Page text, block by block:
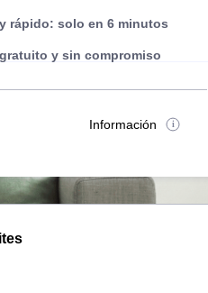
rápido: solo en 6 minutos
y sin compromiso
Información